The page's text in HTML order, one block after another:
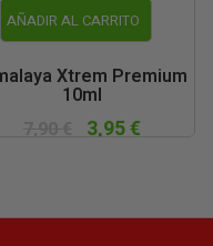
AÑADIR AL CARRITO
Xtrem Premium
10ml
3,95 €